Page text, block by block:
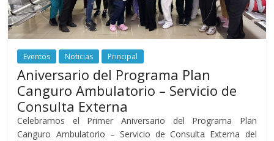
Eventos Noticias Principal
Aniversario del Programa Plan
Canguro Ambulatorio – Servicio de
Consulta Externa
Celebramos el Primer Aniversario del Programa Plan
Canguro Ambulatorio – Servicio de Consulta Externa del